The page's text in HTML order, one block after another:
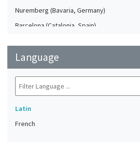
Nuremberg (Bavaria, Germany)
Barcelona (Catalonia, Spain)
Mainz (Rheinland-Pfalz, Germany)
Rome (Italy)
Leuven (Flemish Brabant, Belgium)
Language
Latin
French